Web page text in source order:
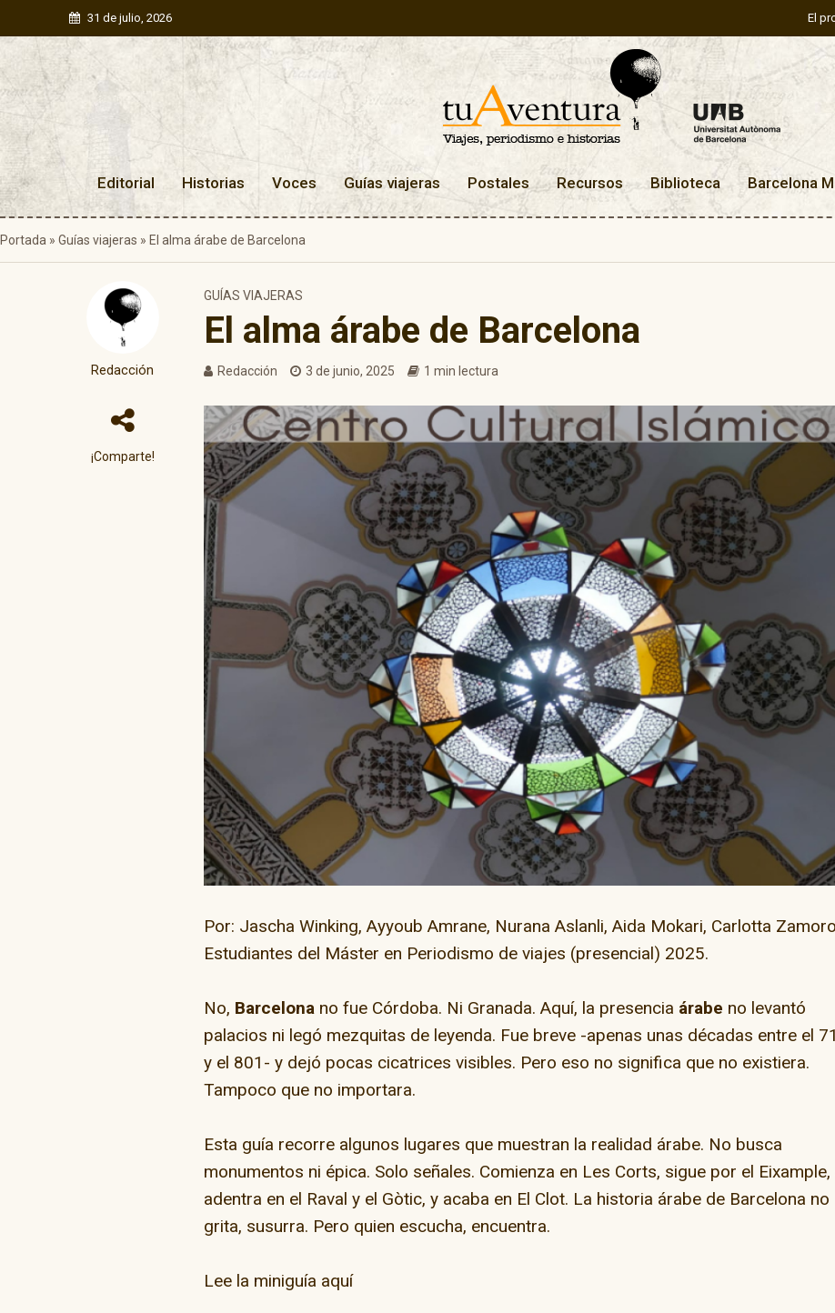
31 de julio, 2026 El
Editorial Historias Voces Guías viajeras Postales Recursos Biblioteca Barcelona
Portada » Guías viajeras » El alma árabe de Barcelona
Redacción
¡Comparte!
GUÍAS VIAJERAS
El alma árabe de Barcelona
Redacción 3 de junio, 2025 1 min lectura
Por: Jascha Winking, Ayyoub Amrane, Nurana Aslanli, Aida Mokari, Carlotta
Estudiantes del Máster en Periodismo de viajes (presencial) 2025.
No, Barcelona no fue Córdoba. Ni Granada. Aquí, la presencia árabe no levantó
palacios ni legó mezquitas de leyenda. Fue breve -apenas unas décadas entre el
y el 801- y dejó pocas cicatrices visibles. Pero eso no significa que no existiera.
Tampoco que no importara.
Esta guía recorre algunos lugares que muestran la realidad árabe. No busca
monumentos ni épica. Solo señales. Comienza en Les Corts, sigue por el Eixample,
adentra en el Raval y el Gòtic, y acaba en El Clot. La historia árabe de Barcelona no
grita, susurra. Pero quien escucha, encuentra.
Lee la miniguía aquí
skate